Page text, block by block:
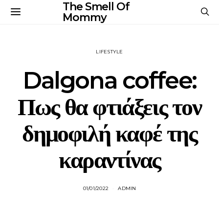
The Smell Of
Mommy
LIFESTYLE
Dalgona coffee:
Πως θα φτιάξεις τον
δημοφιλή καφέ της
καραντίνας
01/01/2022 ADMIN